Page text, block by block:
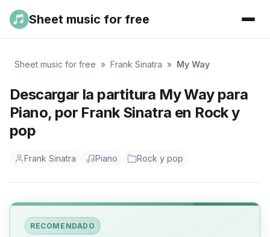
Sheet music for free
Sheet music for free » Frank Sinatra » My Way
Descargar la partitura My Way para
Piano, por Frank Sinatra en Rock y
pop
Frank Sinatra Piano Rock y pop
RECOMENDADO